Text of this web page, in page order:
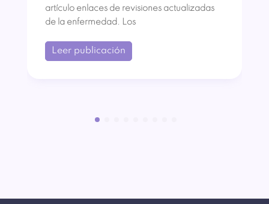
artículo enlaces de revisiones actualizadas
de la enfermedad. Los
Leer publicación